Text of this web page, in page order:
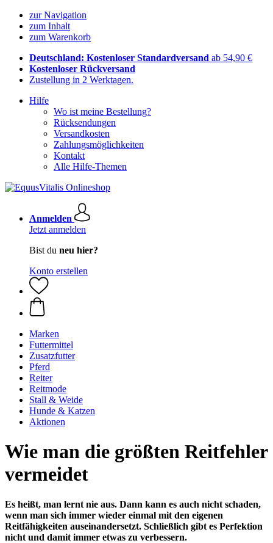
zur Navigation
zum Inhalt
zum Warenkorb
Deutschland: Kostenloser Standardversand ab 54,90 €
Kostenloser Rückversand
Zustellung in 2 Werktagen.
Hilfe
Wo ist meine Bestellung?
Rücksendungen
Versandkosten
Zahlungsmöglichkeiten
Kontakt
Alle Hilfe-Themen
Anmelden
Jetzt anmelden
Bist du neu hier?
Konto erstellen
Marken
Futtermittel
Zusatzfutter
Pferd
Reiter
Reitmode
Stall & Weide
Hunde & Katzen
Aktionen
Wie man die größten Reitfehler
vermeidet
Es heißt, man lernt nie aus. Dann kann es auch nicht schaden,
wenn man sich immer wieder einmal mit den eigenen
Reitfähigkeiten auseinandersetzt. Schließlich gibt es Perfektion
nicht und damit immer etwas zu verbessern.